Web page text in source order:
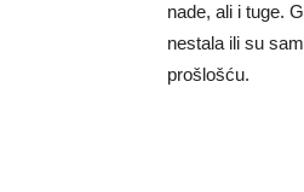
nade, ali i tuge.
nestala ili su
prošlošću.